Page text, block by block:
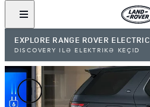
EXPLORE RANGE ROVER ELECTRIC
DISCOVERY İLƏ ELEKTRİKƏ KEÇİD